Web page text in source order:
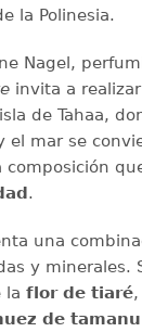
la Polinesia.
Nagel,
invita a
de Tahaa,
el mar se
composición
.
una
y minerales.
la flor de tiaré,
de tamanu